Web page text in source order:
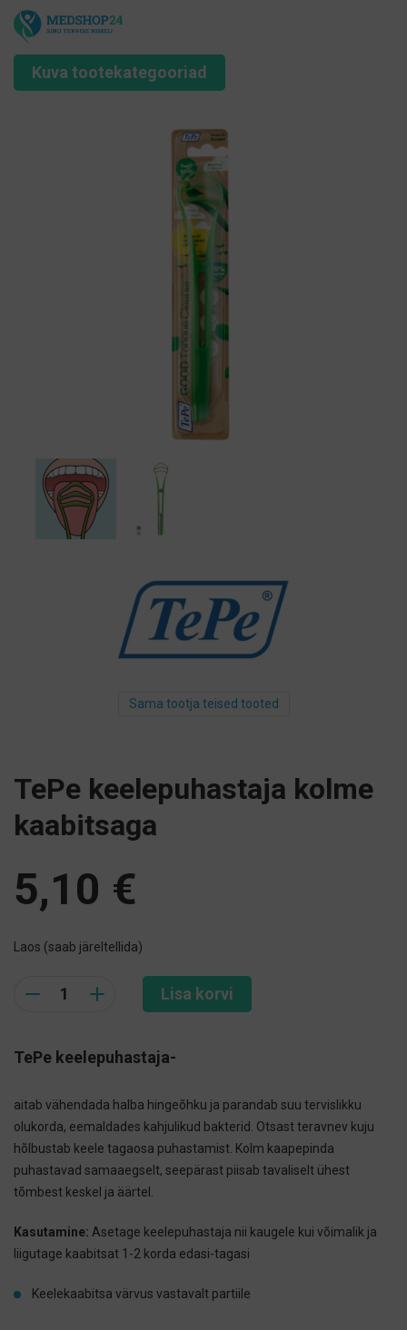
Kuva tootekategooriad
Sama tootja teised tooted
TePe keelepuhastaja kolme
kaabitsaga
5,10 €
Laos (saab järeltellida)
Lisa korvi
TePe keelepuhastaja-
aitab vähendada halba hingeõhku ja parandab suu tervislikku
olukorda, eemaldades kahjulikud bakterid. Otsast teravnev kuju
hõlbustab keele tagaosa puhastamist. Kolm kaapepinda
puhastavad samaaegselt, seepärast piisab tavaliselt ühest
tõmbest keskel ja äärtel.
Kasutamine: Asetage keelepuhastaja nii kaugele kui võimalik ja
liigutage kaabitsat 1-2 korda edasi-tagasi
Keelekaabitsa värvus vastavalt partiile